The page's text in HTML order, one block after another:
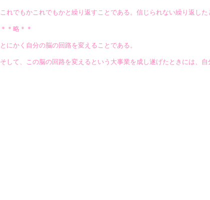
これでもかこれでもかと繰り返すことである。信じられない繰り返し
＊＊略＊＊
とにかく自分の脳の回路を変えることである。
そして、この脳の回路を変えるという大事業を成し遂げたときには、